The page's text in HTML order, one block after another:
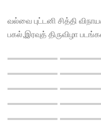
வல்வை புட்டனி சித்தி
பகல்,இரவுத் திருவிழா